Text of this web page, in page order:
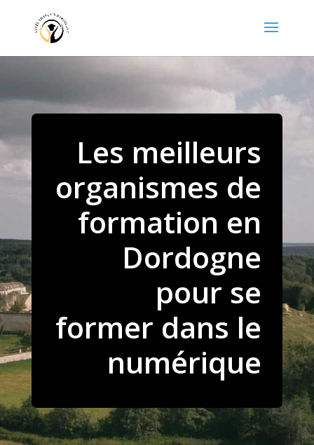
Les meilleurs
organismes de
formation en
Dordogne
pour se
former dans le
numérique